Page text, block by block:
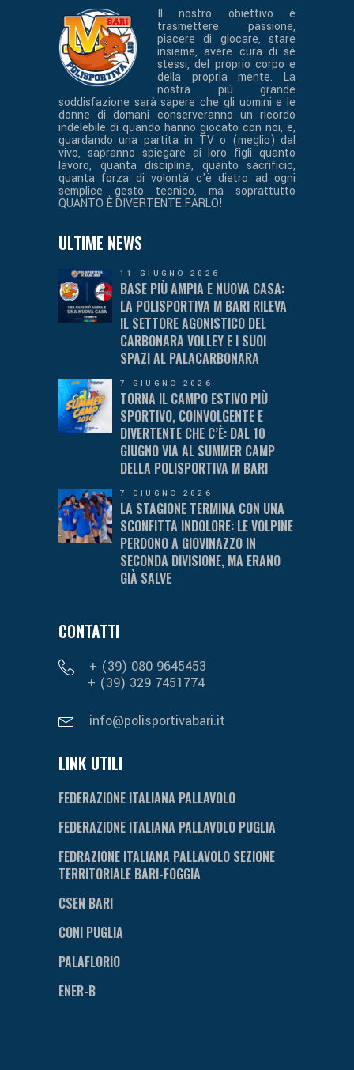
Il nostro obiettivo è
trasmettere passione,
piacere di giocare, stare
insieme, avere cura di sè
stessi, del proprio corpo e
della propria mente. La
nostra più grande
soddisfazione sarà sapere che gli uomini e le
donne di domani conserveranno un ricordo
indelebile di quando hanno giocato con noi, e,
guardando una partita in TV o (meglio) dal
vivo, sapranno spiegare ai loro figli quanto
lavoro, quanta disciplina, quanto sacrificio,
quanta forza di volontà c’è dietro ad ogni
semplice gesto tecnico, ma soprattutto
QUANTO È DIVERTENTE FARLO!
ULTIME NEWS
11 GIUGNO 2026
BASE PIÙ AMPIA E NUOVA CASA:
LA POLISPORTIVA M BARI RILEVA
IL SETTORE AGONISTICO DEL
CARBONARA VOLLEY E I SUOI
SPAZI AL PALACARBONARA
7 GIUGNO 2026
TORNA IL CAMPO ESTIVO PIÙ
SPORTIVO, COINVOLGENTE E
DIVERTENTE CHE C’È: DAL 10
GIUGNO VIA AL SUMMER CAMP
DELLA POLISPORTIVA M BARI
7 GIUGNO 2026
LA STAGIONE TERMINA CON UNA
SCONFITTA INDOLORE: LE VOLPINE
PERDONO A GIOVINAZZO IN
SECONDA DIVISIONE, MA ERANO
GIÀ SALVE
CONTATTI
+ (39) 080 9645453
+ (39) 329 7451774
info@polisportivabari.it
LINK UTILI
FEDERAZIONE ITALIANA PALLAVOLO
FEDERAZIONE ITALIANA PALLAVOLO PUGLIA
FEDRAZIONE ITALIANA PALLAVOLO SEZIONE
TERRITORIALE BARI-FOGGIA
CSEN BARI
CONI PUGLIA
PALAFLORIO
ENER-B